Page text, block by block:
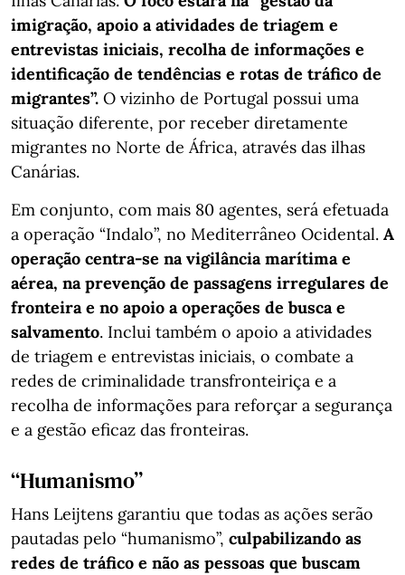
imigração, apoio a atividades de triagem e
entrevistas iniciais, recolha de informações e
identificação de tendências e rotas de tráfico de
migrantes”. O vizinho de Portugal possui uma
situação diferente, por receber diretamente
migrantes no Norte de África, através das ilhas
Canárias.
Em conjunto, com mais 80 agentes, será efetuada
a operação “Indalo”, no Mediterrâneo Ocidental. A
operação centra-se na vigilância marítima e
aérea, na prevenção de passagens irregulares de
fronteira e no apoio a operações de busca e
salvamento. Inclui também o apoio a atividades
de triagem e entrevistas iniciais, o combate a
redes de criminalidade transfronteiriça e a
recolha de informações para reforçar a segurança
e a gestão eficaz das fronteiras.
“Humanismo”
Hans Leijtens garantiu que todas as ações serão
pautadas pelo “humanismo”, culpabilizando as
redes de tráfico e não as pessoas que buscam